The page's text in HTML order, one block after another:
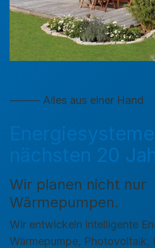
⸻ Alles aus einer Hand
nächsten 20
Wir planen nicht nur
Wärmepumpen.
Wir entwickeln intelligente
Wärmepumpe, Photovoltaik,